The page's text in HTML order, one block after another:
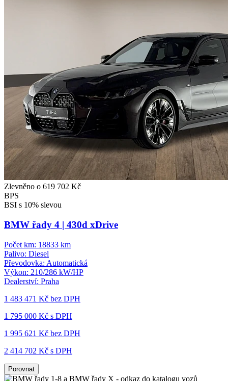
Zlevněno o 619 702 Kč
BPS
BSI s 10% slevou
BMW řady 4 | 430d xDrive
Počet km: 18833 km
Palivo: Diesel
Převodovka: Automatická
Výkon: 210/286 kW/HP
Dealerství: Praha
1 483 471 Kč bez DPH
1 795 000 Kč s DPH
1 995 621 Kč bez DPH
2 414 702 Kč s DPH
Porovnat